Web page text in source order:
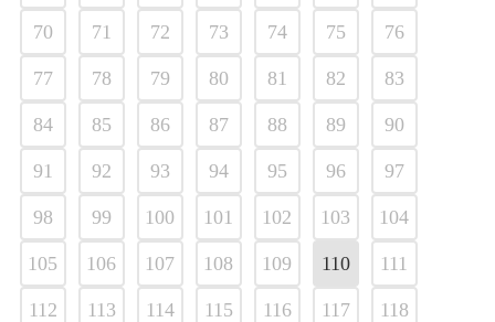
70 71 72 73 74 75 76
77 78 79 80 81 82 83
84 85 86 87 88 89 90
91 92 93 94 95 96 97
98 99 100 101 102 103 104
105 106 107 108 109 110 111
112 113 114 115 116 117 118